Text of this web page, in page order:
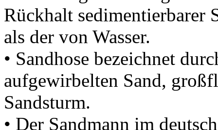
Rückhalt sedimentierbarer
als der von Wasser.
• Sandhose bezeichnet
aufgewirbelten Sand,
Sandsturm.
• Der Sandmann im